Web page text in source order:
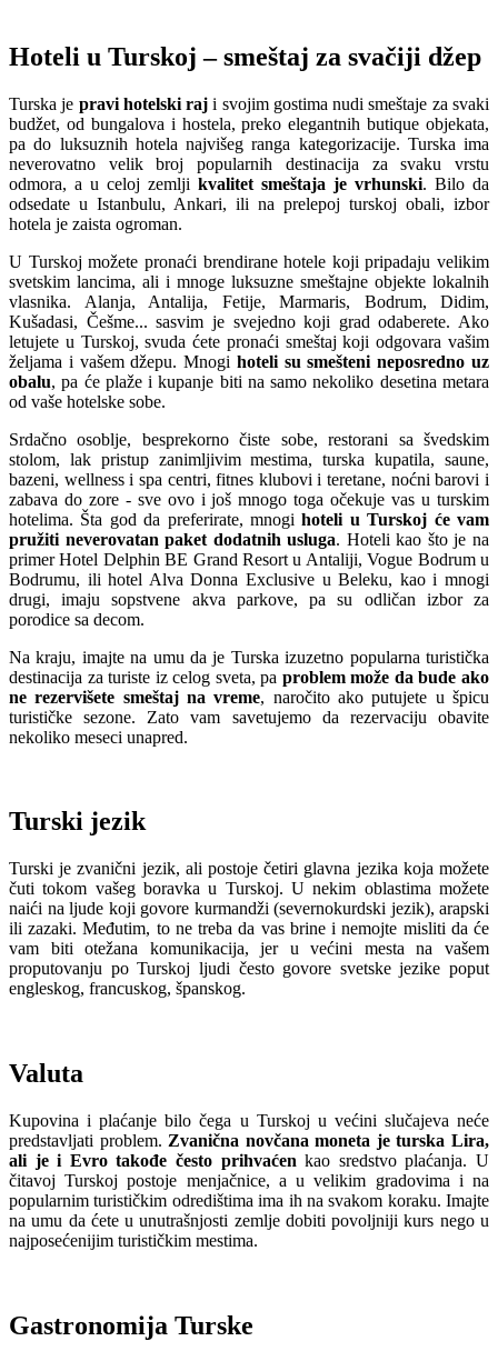
Hoteli u Turskoj – smeštaj za svačiji džep
Turska je pravi hotelski raj i svojim gostima nudi smeštaje za svaki
budžet, od bungalova i hostela, preko elegantnih butique objekata,
pa do luksuznih hotela najvišeg ranga kategorizacije. Turska ima
neverovatno velik broj popularnih destinacija za svaku vrstu
odmora, a u celoj zemlji kvalitet smeštaja je vrhunski. Bilo da
odsedate u Istanbulu, Ankari, ili na prelepoj turskoj obali, izbor
hotela je zaista ogroman.
U Turskoj možete pronaći brendirane hotele koji pripadaju velikim
svetskim lancima, ali i mnoge luksuzne smeštajne objekte lokalnih
vlasnika. Alanja, Antalija, Fetije, Marmaris, Bodrum, Didim,
Kušadasi, Češme... sasvim je svejedno koji grad odaberete. Ako
letujete u Turskoj, svuda ćete pronaći smeštaj koji odgovara vašim
željama i vašem džepu. Mnogi hoteli su smešteni neposredno uz
obalu, pa će plaže i kupanje biti na samo nekoliko desetina metara
od vaše hotelske sobe.
Srdačno osoblje, besprekorno čiste sobe, restorani sa švedskim
stolom, lak pristup zanimljivim mestima, turska kupatila, saune,
bazeni, wellness i spa centri, fitnes klubovi i teretane, noćni barovi i
zabava do zore - sve ovo i još mnogo toga očekuje vas u turskim
hotelima. Šta god da preferirate, mnogihoteli u Turskoj će vam
pružiti neverovatan paket dodatnih usluga. Hoteli kao što je na
primer Hotel Delphin BE Grand Resort u Antaliji, Vogue Bodrum u
Bodrumu, ili hotel Alva Donna Exclusive u Beleku, kao i mnogi
drugi, imaju sopstvene akva parkove, pa su odličan izbor za
porodice sa decom.
Na kraju, imajte na umu da je Turska izuzetno popularna turistička
destinacija za turiste iz celog sveta, pa problem može da bude ako
ne rezervišete smeštaj na vreme, naročito ako putujete u špicu
turističke sezone. Zato vam savetujemo da rezervaciju obavite
nekoliko meseci unapred.
Turski jezik
Turski je zvanični jezik, ali postoje četiri glavna jezika koja možete
čuti tokom vašeg boravka u Turskoj. U nekim oblastima možete
naići na ljude koji govore kurmandži (severnokurdski jezik), arapski
ili zazaki. Međutim, to ne treba da vas brine i nemojte misliti da će
vam biti otežana komunikacija, jer u većini mesta na vašem
proputovanju po Turskoj ljudi često govore svetske jezike poput
engleskog, francuskog, španskog.
Valuta
Kupovina i plaćanje bilo čega u Turskoj u većini slučajeva neće
predstavljati problem. Zvanična novčana moneta je turska Lira,
ali je i Evro takođe često prihvaćen kao sredstvo plaćanja. U
čitavoj Turskoj postoje menjačnice, a u velikim gradovima i na
popularnim turističkim odredištima ima ih na svakom koraku. Imajte
na umu da ćete u unutrašnjosti zemlje dobiti povoljniji kurs nego u
najposećenijim turističkim mestima.
Gastronomija Turske